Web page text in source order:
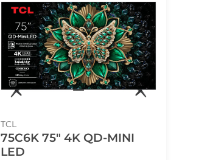
TCL
75C6K 75" 4K QD-MINI
LED